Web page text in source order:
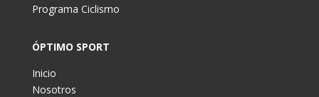
Programa Ciclismo
ÓPTIMO SPORT
Inicio
Nosotros